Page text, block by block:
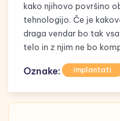
kako njihovo površino
tehnologijo. Če je
draga vendar bo tak
telo in z njim ne bo
Oznake: implantati